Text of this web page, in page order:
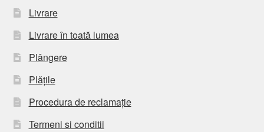
Livrare
Livrare în toată lumea
Plângere
Plățile
Procedura de reclamație
Termeni si conditii